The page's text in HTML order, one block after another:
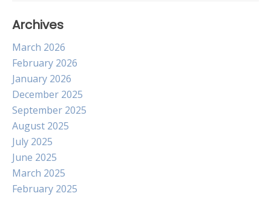
Archives
March 2026
February 2026
January 2026
December 2025
September 2025
August 2025
July 2025
June 2025
March 2025
February 2025